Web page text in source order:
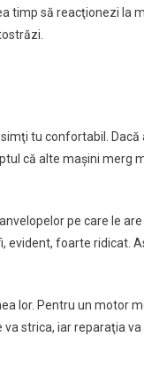
timp să reacţionezi la
tu confortabil.
că alte maşini merg
pe care le
evident, foarte ridicat.
lor. Pentru un motor
strica, iar reparaţia